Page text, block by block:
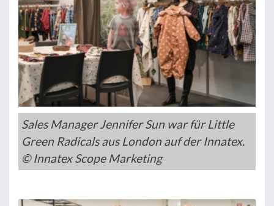
Sales Manager Jennifer Sun war für Little
Green Radicals aus London auf der Innatex.
© Innatex Scope Marketing